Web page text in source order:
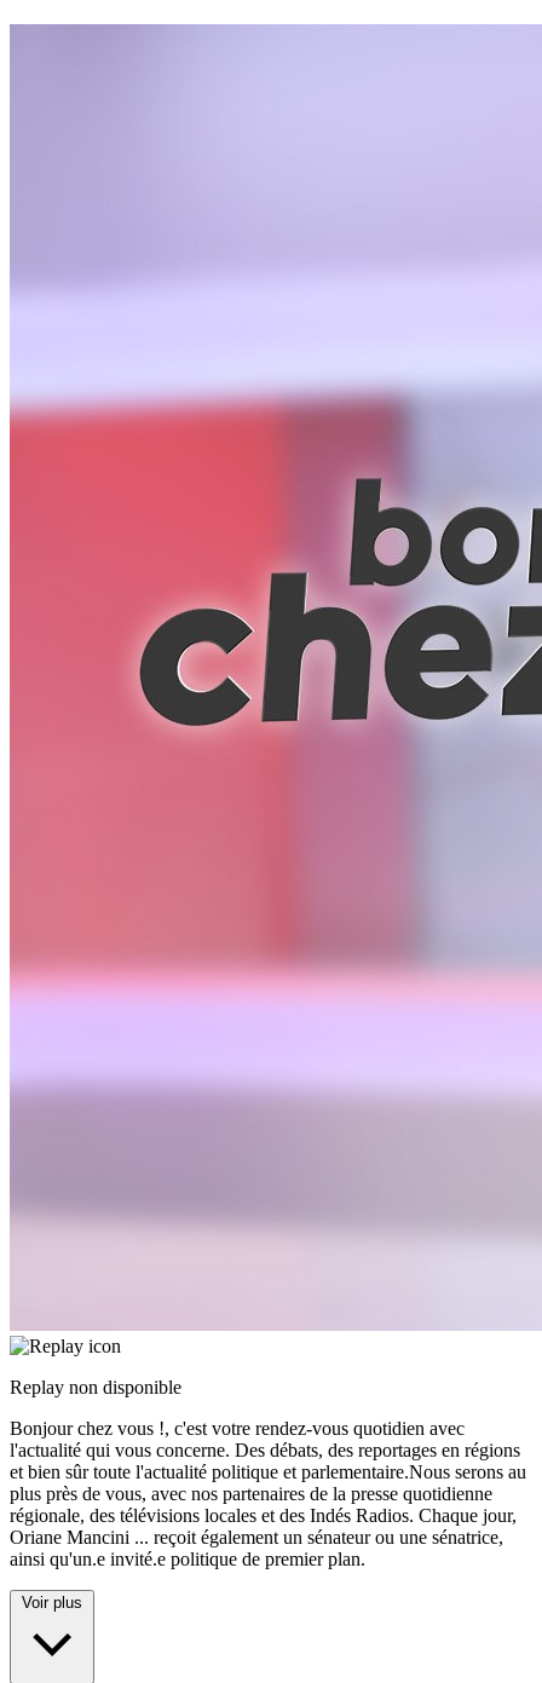
Replay non disponible
Bonjour chez vous !, c'est votre rendez-vous quotidien avec
l'actualité qui vous concerne. Des débats, des reportages en régions
et bien sûr toute l'actualité politique et parlementaire.Nous serons au
plus près de vous, avec nos partenaires de la presse quotidienne
régionale, des télévisions locales et des Indés Radios. Chaque jour,
Oriane Mancini ... reçoit également un sénateur ou une sénatrice,
ainsi qu'un.e invité.e politique de premier plan.
Voir plus